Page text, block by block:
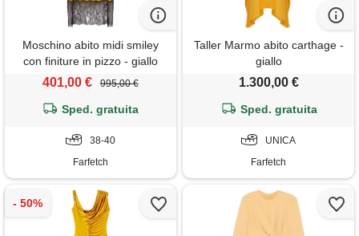
Moschino abito midi smiley
con finiture in pizzo - giallo
401,00 € 995,00 €
Sped. gratuita
38-40
Farfetch
Taller Marmo abito carthage -
giallo
1.300,00 €
Sped. gratuita
UNICA
Farfetch